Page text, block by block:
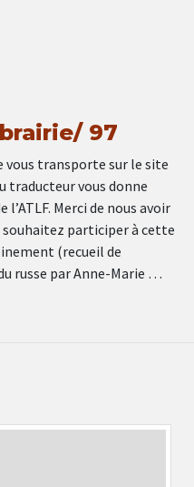
97
vous transporte sur le site
traducteur vous donne
l’ATLF. Merci de nous avoir
souhaitez participer à cette
(recueil de
russe par Anne-Marie …